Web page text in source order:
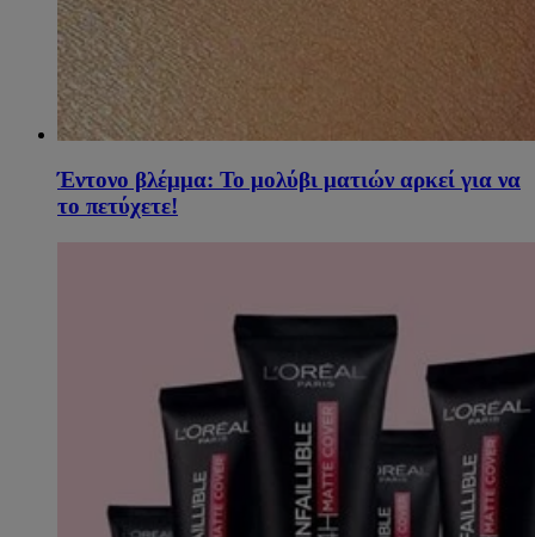
Έντονο βλέμμα: Το μολύβι ματιών αρκεί για να
το πετύχετε!